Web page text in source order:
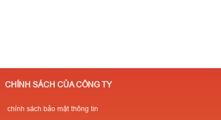
CHÍNH SÁCH CỦA CÔNG TY
chính sách bảo mật thông tin